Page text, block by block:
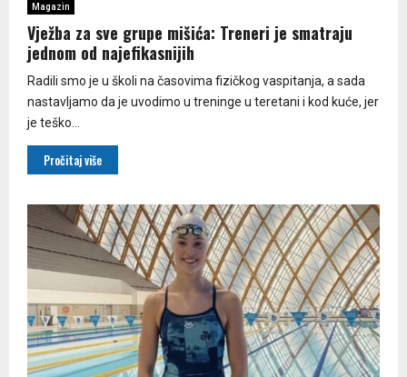
Magazin
Vježba za sve grupe mišića: Treneri je smatraju
jednom od najefikasnijih
Radili smo je u školi na časovima fizičkog vaspitanja, a sada
nastavljamo da je uvodimo u treninge u teretani i kod kuće, jer
je teško...
Pročitaj više